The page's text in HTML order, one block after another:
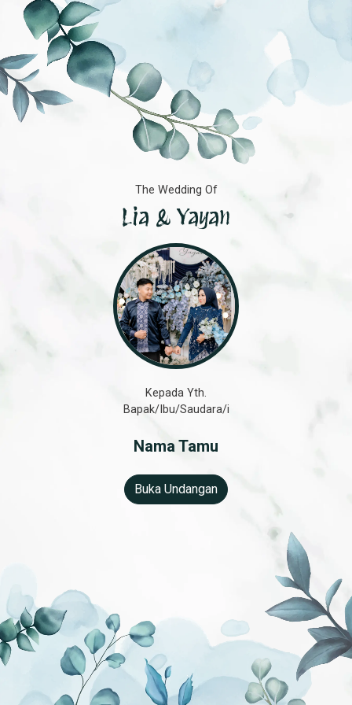
The Wedding Of
Lia & Yayan
Kepada Yth.
Bapak/Ibu/Saudara/i
Nama Tamu
Buka Undangan